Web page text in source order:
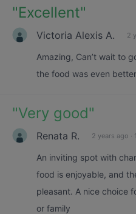
"Excellent"
Victoria Alexis A. 2
Amazing, Can’t wait to
the food was even
"Very good"
Renata R. 2 years ago ·
An inviting spot with
food is enjoyable, and
pleasant. A nice choice
or family